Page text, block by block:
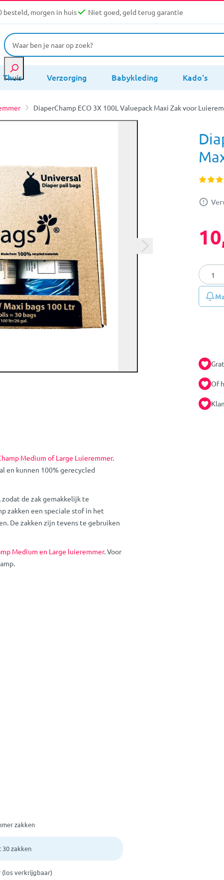
besteld, morgen in huis Niet goed, geld terug garantie
Thuis Verzorging Babykleding Kado's
DiaperChamp ECO 3X 100L Valuepack Maxi Zak voor
Of
Medium of Large Luieremmer.
en kunnen 100% gerecycled
de zak gemakkelijk te
zakken een speciale stof in het
De zakken zijn tevens te gebruiken
Medium en Large luieremmer. Voor
zakken
zakken
(los verkrijgbaar)